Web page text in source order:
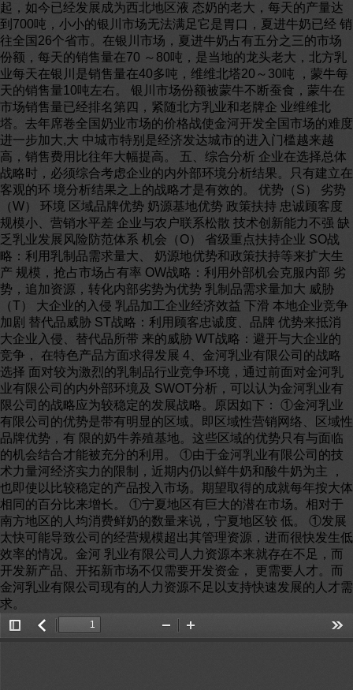
起，如今已经发展成为西北地区液 态奶的老大，每天的产量达
到700吨，小小的银川市场无法满足它是胃口，夏进牛奶已经 销
往全国26个省市。在银川市场，夏进牛奶占有五分之三的市场
份额，每天的销售量在70 ～80吨，是当地的龙头老大，北方乳
业每天在银川是销售量在40多吨，维维北塔20～30吨 ，蒙牛每
天的销售量10吨左右。 银川市场份额被蒙牛不断蚕食，蒙牛在
市场销售量已经排名第四，紧随北方乳业和老牌企 业维维北
塔。去年席卷全国奶业市场的价格战使金河开发全国市场的难度
进一步加大,大 中城市特别是经济发达城市的进入门槛越来越
高，销售费用比往年大幅提高。 五、综合分析 企业在选择总体
战略时，必须综合考虑企业的内外部环境分析结果。只有建立在
客观的环 境分析结果之上的战略才是有效的。 优势（S） 劣势
（W） 环境 区域品牌优势 奶源基地优势 政策扶持 忠诚顾客度
规模小、营销水平差 企业与农户联系松散 技术创新能力不强 缺
乏乳业发展风险防范体系 机会（O） 省级重点扶持企业 SO战
略：利用乳制品需求量大、 奶源地优势和政策扶持等来扩大生
产 规模，抢占市场占有率 OW战略：利用外部机会克服内部 劣
势，追加资源，转化内部劣势为优势 乳制品需求量加大 威胁
（T） 大企业的入侵 乳品加工企业经济效益 下滑 本地企业竞争
加剧 替代品威胁 ST战略：利用顾客忠诚度、品牌 优势来抵消
大企业入侵、替代品所带 来的威胁 WT战略：避开与大企业的
竞争， 在特色产品方面求得发展 4、金河乳业有限公司的战略
选择 面对较为激烈的乳制品行业竞争环境，通过前面对金河乳
业有限公司的内外部环境及 SWOT分析，可以认为金河乳业有
限公司的战略应为较稳定的发展战略。原因如下： ①金河乳业
有限公司的优势是带有明显的区域。即区域性营销网络、区域性
品牌优势，有 限的奶牛养殖基地。这些区域的优势只有与面临
的机会结合才能被充分的利用。 ①由于金河乳业有限公司的技
术力量河经济实力的限制，近期内仍以鲜牛奶和酸牛奶为主 ，
也即使以比较稳定的产品投入市场。期望取得的成就每年按大体
相同的百分比来增长。 ①宁夏地区有巨大的潜在市场。相对于
南方地区的人均消费鲜奶的数量来说，宁夏地区较 低。 ①发展
太快可能导致公司的经营规模超出其管理资源，进而很快发生低
效率的情况。金河 乳业有限公司人力资源本来就存在不足，而
开发新产品、开拓新市场不仅需要开发资金， 更需要人才。而
金河乳业有限公司现有的人力资源不足以支持快速发展的人才需
求。
Toggle返
Zoom